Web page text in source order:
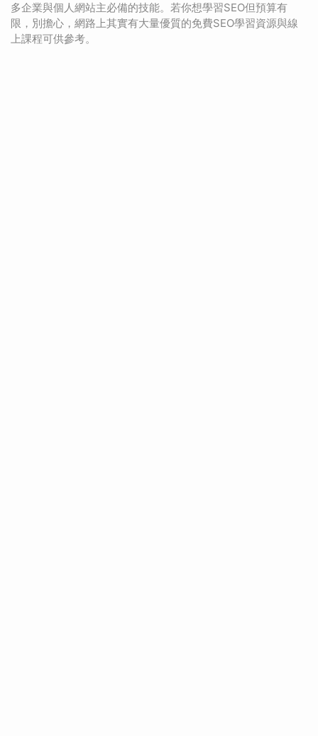
多企業與個人網站主必備的技能。若你想學習SEO但預算有
限，別擔心，網路上其實有大量優質的免費SEO學習資源與線
上課程可供參考。